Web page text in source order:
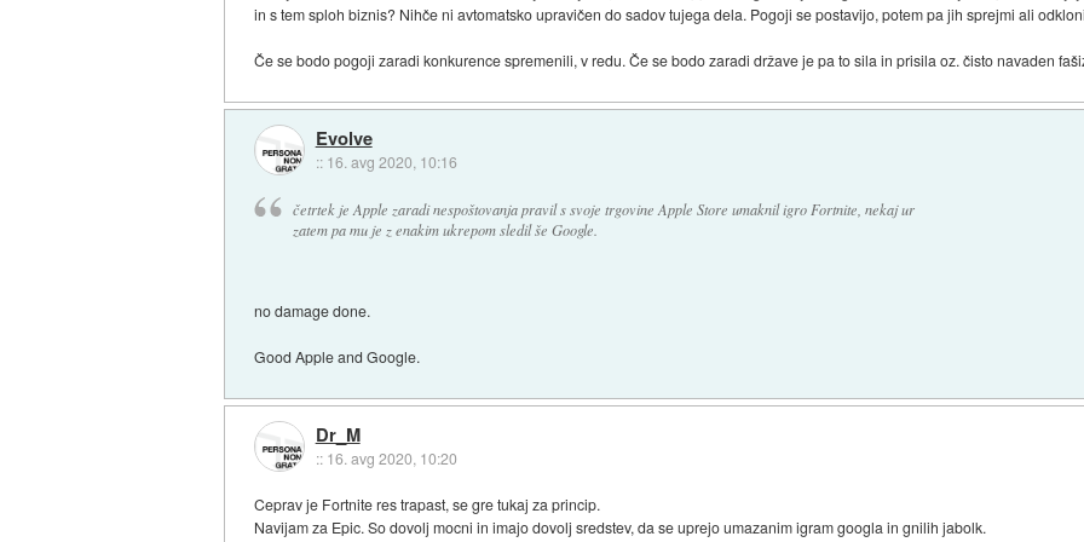
in s tem sploh biznis? Nihče ni avtomatsko upravičen do sadov tujega dela. Pogoji se postavijo, potem pa jih sprejmi ali
Če se bodo pogoji zaradi konkurence spremenili, v redu. Če se bodo zaradi države je pa to sila in prisila oz. čisto navaden
Evolve
:: 16. avg 2020, 10:16
četrtek je Apple zaradi nespoštovanja pravil s svoje trgovine Apple Store umaknil igro Fortnite, nekaj ur
zatem pa mu je z enakim ukrepom sledil še Google.
no damage done.
Good Apple and Google.
Dr_M
:: 16. avg 2020, 10:20
Ceprav je Fortnite res trapast, se gre tukaj za princip.
Navijam za Epic. So dovolj mocni in imajo dovolj sredstev, da se uprejo umazanim igram googla in gnilih jabolk.